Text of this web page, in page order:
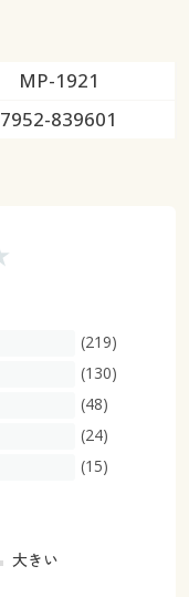
MP-1921
7952-839601
(219)
(130)
(48)
(24)
(15)
大きい